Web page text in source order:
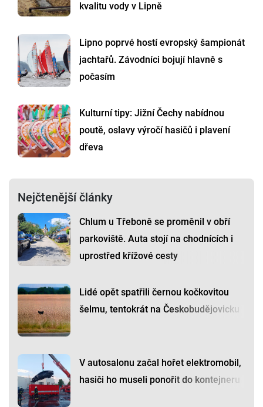
kvalitu vody v Lipně
Lipno poprvé hostí evropský šampionát
jachtařů. Závodníci bojují hlavně s
počasím
Kulturní tipy: Jižní Čechy nabídnou
poutě, oslavy výročí hasičů i plavení
dřeva
Nejčtenější články
Chlum u Třeboně se proměnil v obří
parkoviště. Auta stojí na chodnících i
uprostřed křížové cesty
Lidé opět spatřili černou kočkovitou
šelmu, tentokrát na Českobudějovicku
V autosalonu začal hořet elektromobil,
hasiči ho museli ponořit do kontejneru